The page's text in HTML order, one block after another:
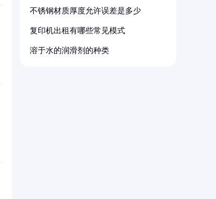
不锈钢材质厚度允许误差是多少
复印机出租有哪些常见模式
溶于水的润滑剂的种类